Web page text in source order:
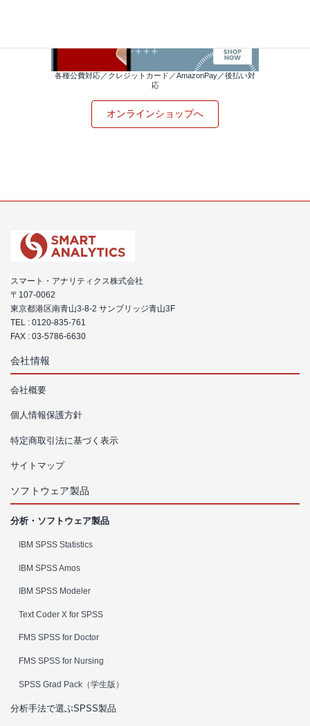
各種公費対応／クレジットカード／AmazonPay／後払い対
応
オンラインショップへ
スマート・アナリティクス株式会社
〒107-0062
東京都港区南青山3-8-2 サンブリッジ青山3F
TEL : 0120-835-761
FAX : 03-5786-6630
会社情報
会社概要
個人情報保護方針
特定商取引法に基づく表示
サイトマップ
ソフトウェア製品
分析・ソフトウェア製品
IBM SPSS Statistics
IBM SPSS Amos
IBM SPSS Modeler
Text Coder X for SPSS
FMS SPSS for Doctor
FMS SPSS for Nursing
SPSS Grad Pack（学生版）
分析手法で選ぶSPSS製品